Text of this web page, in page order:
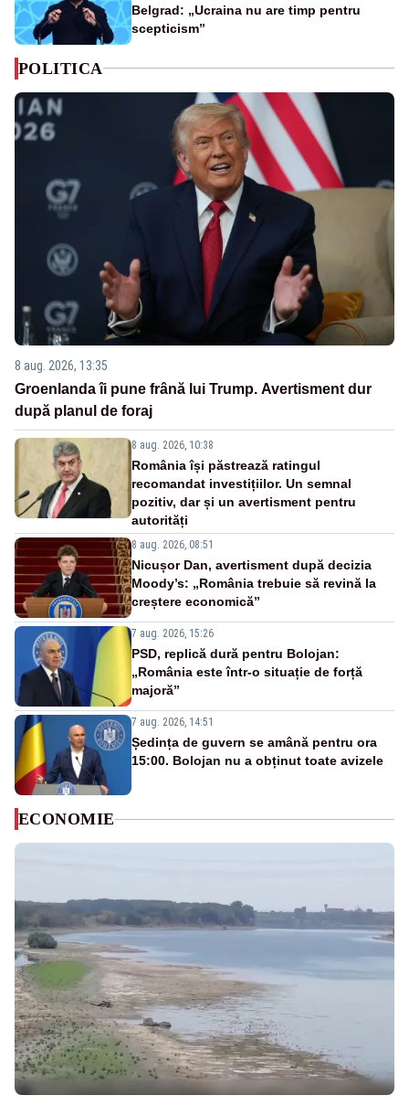
Belgrad: „Ucraina nu are timp pentru
scepticism”
POLITICA
8 aug. 2026, 13:35
Groenlanda îi pune frână lui Trump. Avertisment dur
după planul de foraj
8 aug. 2026, 10:38
România își păstrează ratingul
recomandat investițiilor. Un semnal
pozitiv, dar și un avertisment pentru
autorități
8 aug. 2026, 08:51
Nicușor Dan, avertisment după decizia
Moody’s: „România trebuie să revină la
creștere economică”
7 aug. 2026, 15:26
PSD, replică dură pentru Bolojan:
„România este într-o situație de forță
majoră”
7 aug. 2026, 14:51
Ședința de guvern se amână pentru ora
15:00. Bolojan nu a obținut toate avizele
ECONOMIE